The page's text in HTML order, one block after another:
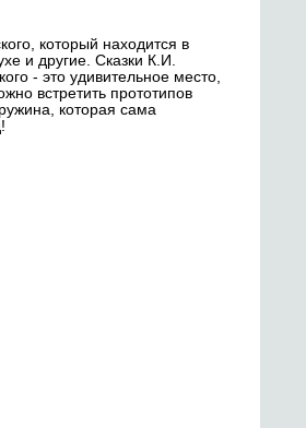
который находится в
и другие. Сказки К.И.
- это удивительное место,
встретить прототипов
которая сама